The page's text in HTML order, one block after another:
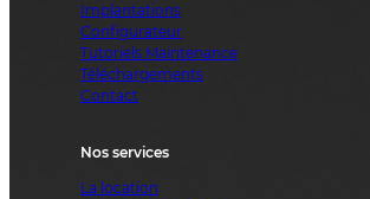
Implantations
Configurateur
Tutoriels Maintenance
Téléchargements
Contact
Nos services
La location